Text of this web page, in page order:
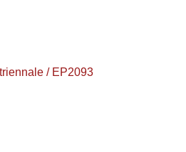
/ EP2093